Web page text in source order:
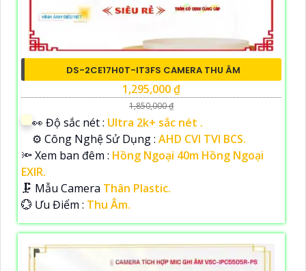
DS-2CE17H0T-IT3FS CAMERA THU ÂM
1,295,000 ₫
1,850,000 ₫
️👀 Độ sắc nét : Ultra 2k+ sắc nét .
⚙ Công Nghệ Sử Dụng : AHD CVI TVI BCS.
🔦 Xem ban đêm : Hồng Ngoại 40m Hồng Ngoại
EXIR.
🗜️ Mẫu Camera Thân Plastic.
️💮 Ưu Điểm : Thu Âm.